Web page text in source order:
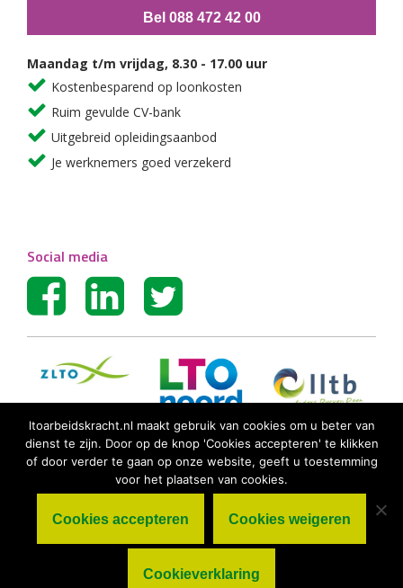
Bel 088 472 42 00
Maandag t/m vrijdag, 8.30 - 17.00 uur
Kostenbesparend op loonkosten
Ruim gevulde CV-bank
Uitgebreid opleidingsaanbod
Je werknemers goed verzekerd
Social media
© LTO Arbeidskracht BV |Algemene
voorwaarden|Privacy statement
ltoarbeidskracht.nl maakt gebruik van cookies om u beter van
dienst te zijn. Door op de knop 'Cookies accepteren' te klikken
of door verder te gaan op onze website, geeft u toestemming
voor het plaatsen van cookies.
Cookies accepteren Cookies weigeren
Cookieverklaring